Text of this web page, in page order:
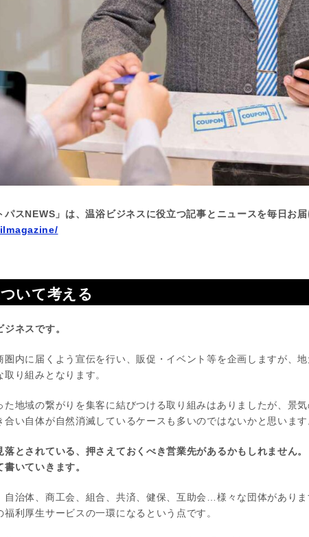
パスNEWS」は、温浴ビジネスに役立つ記事とニュースを毎日お
いて考える
ネスです。
圏内に届くよう宣伝を行い、販促・イベント等を企画しますが、
り組みとなります。
地域の繋がりを集客に結びつける取り組みはありましたが、景
い自体が自然消滅しているケースも多いのではないかと思います
とされている、押さえておくべき営業先があるかもしれません。
いていきます。
自治体、商工会、組合、共済、健保、互助会…様々な団体があり
利厚生サービスの一環になるという点です。